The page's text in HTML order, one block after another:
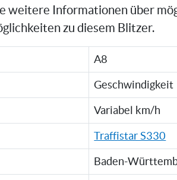
weitere Informationen über
zu diesem Blitzer.
A8
Geschwindigkeit
Variabel km/h
Traffistar S330
Baden-